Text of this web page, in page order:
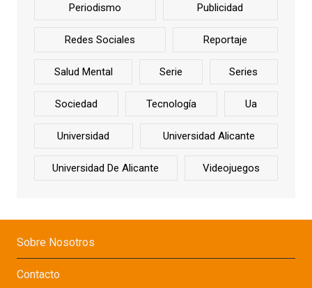
Periodismo Publicidad
Redes Sociales Reportaje
Salud Mental Serie Series
Sociedad Tecnología Ua
Universidad Universidad Alicante
Universidad De Alicante Videojuegos
Sobre Nosotros
Contacto